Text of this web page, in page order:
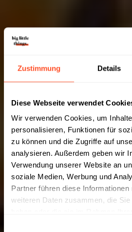
Zustimmung Details
Diese Webseite verwendet
Wir verwenden Cookies, um
personalisieren, Funktionen für
zu können und die Zugriffe auf
analysieren. Außerdem geben wir
Verwendung unserer Website an
soziale Medien, Werbung und
Partner führen diese
weiteren Daten zusammen, die